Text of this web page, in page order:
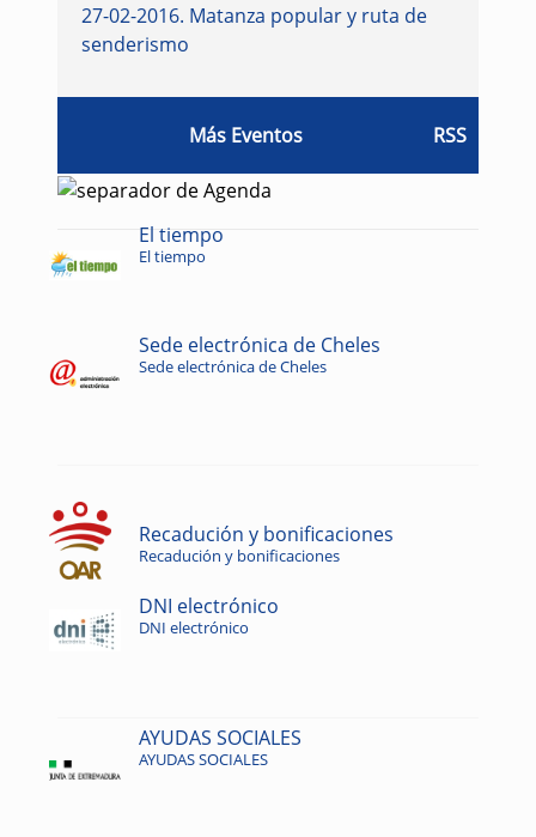
27-02-2016. Matanza popular y ruta de
senderismo
Más Eventos RSS
El tiempo
El tiempo
Sede electrónica de Cheles
Sede electrónica de Cheles
Recadución y bonificaciones
Recadución y bonificaciones
DNI electrónico
DNI electrónico
AYUDAS SOCIALES
AYUDAS SOCIALES